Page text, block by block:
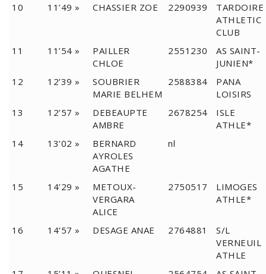
10
11’49 » CHASSIER ZOE 2290939
TARDOIRE
ATHLETIC
CLUB
11
11’54 »
PAILLER
CHLOE
2551230
AS SAINT-
JUNIEN*
12
12’39 »
SOUBRIER
MARIE BELHEM
2588384
PANA
LOISIRS
13
12’57 »
DEBEAUPTE
AMBRE
2678254
ISLE
ATHLE*
14
13’02 »
BERNARD
AYROLES
AGATHE
nl
15 14’29 »
METOUX-
VERGARA
ALICE
2750517
LIMOGES
ATHLE*
16 14’57 » DESAGE ANAE 2764881
S/L
VERNEUIL
ATHLE